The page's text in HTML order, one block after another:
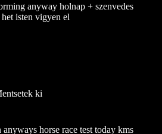
anyway holnap + szenvedes
isten vigyen el
ki
anyways horse race test today kms